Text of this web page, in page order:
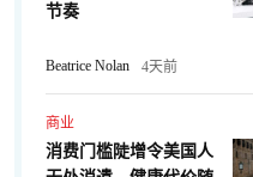
节奏
Beatrice Nolan 4天前
商业
消费门槛陡增令美国人